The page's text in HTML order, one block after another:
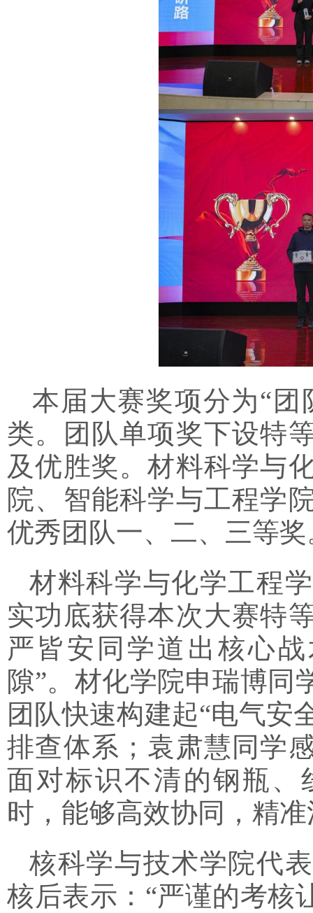
本届大赛奖项分为“团
类。团队单项奖下设特
及优胜奖。材料科学与
院、智能科学与工程学
优秀团队一、二、三等奖
材料科学与化学工程
实功底获得本次大赛特
严皆安同学道出核心
隙”。材化学院申瑞博同
团队快速构建起“电气安
排查体系；袁肃慧同学
面对标识不清的钢瓶、
时，能够高效协同，精
核科学与技术学院代
核后表示：“严谨的考核